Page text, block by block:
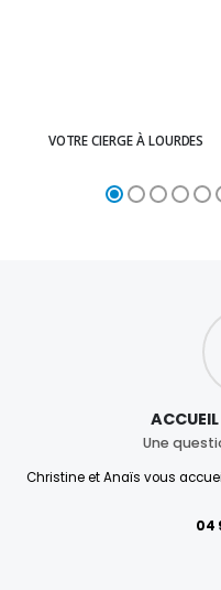
VOTRE CIERGE À LOURDES
Une
Christine et Anaïs vous
04